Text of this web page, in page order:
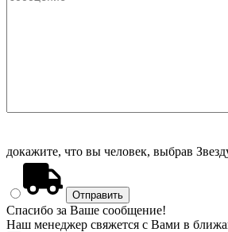
докажите, что вы человек, выбрав
Спасибо за Ваше сообщение!
Наш менеджер свяжется с Вами в